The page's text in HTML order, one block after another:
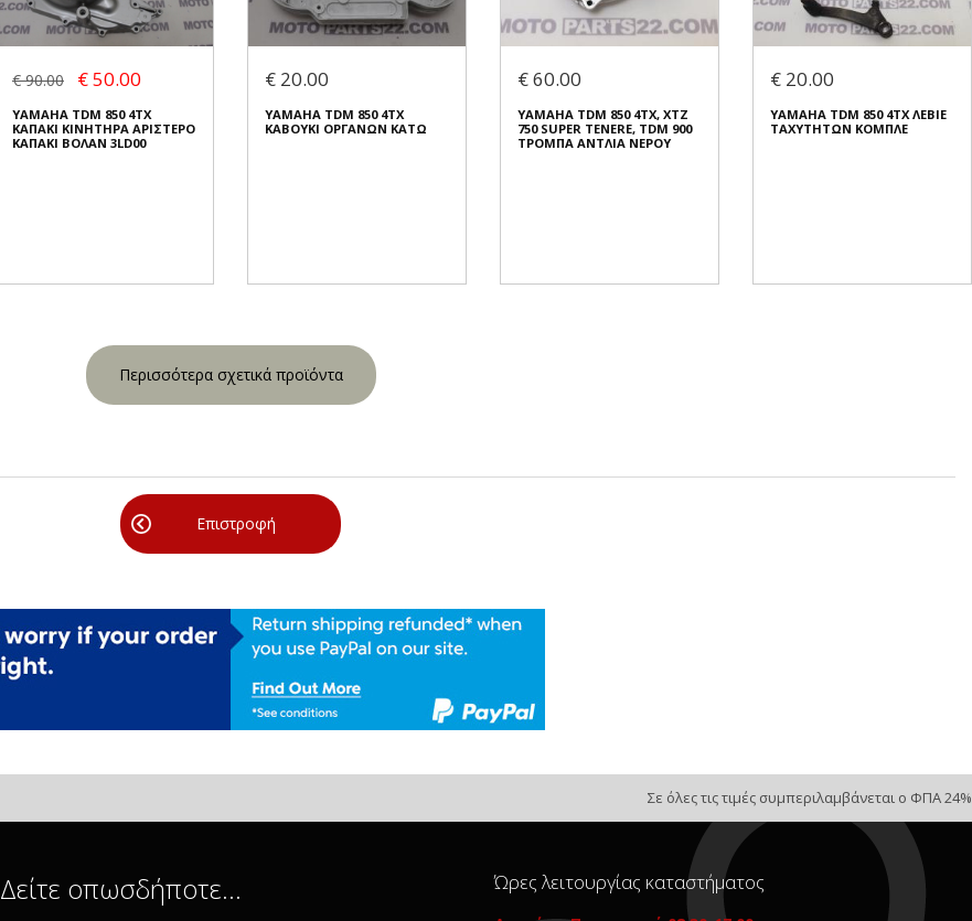
€ 90.00 € 50.00
YAMAHA TDM 850 4TX
ΚΑΠΑΚΙ ΚΙΝΗΤΗΡΑ ΑΡΙΣΤΕΡΟ
ΚΑΠΑΚΙ ΒΟΛΑΝ 3LD00
€ 20.00
YAMAHA TDM 850 4TX
ΚΑΒΟΥΚΙ ΟΡΓΑΝΩΝ ΚΑΤΩ
€ 60.00
YAMAHA TDM 850 4TX, XTZ
750 SUPER TENERE, TDM 900
ΤΡΟΜΠΑ ΑΝΤΛΙΑ ΝΕΡΟΥ
€ 20.00
YAMAHA TDM 850 4TX ΛΕΒΙΕ
ΤΑΧΥΤΗΤΩΝ ΚΟΜΠΛΕ
Περισσότερα σχετικά προϊόντα
Επιστροφή
Σε όλες τις τιμές συμπεριλαμβάνεται ο ΦΠΑ 24%
Δείτε οπωσδήποτε… Ώρες λειτουργίας καταστήματος